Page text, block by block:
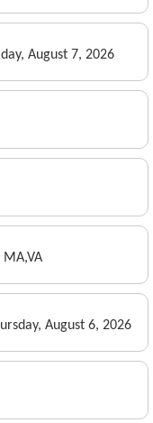
Apt in MA
August 7, 2026
August 6, 2026